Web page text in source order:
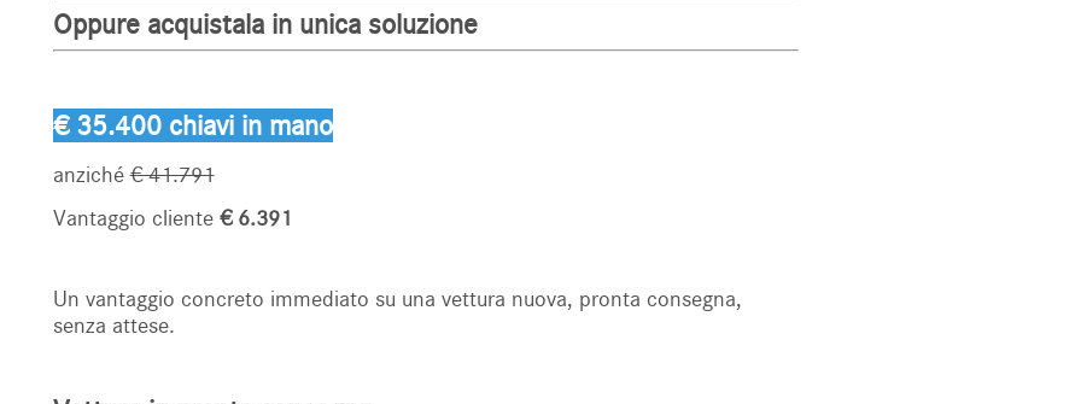
Oppure acquistala in unica soluzione
€ 35.400 chiavi in mano
anziché€ 41.791
Vantaggio cliente€ 6.391
Un vantaggio concreto immediato su una vettura nuova, pronta consegna,
senza attese.